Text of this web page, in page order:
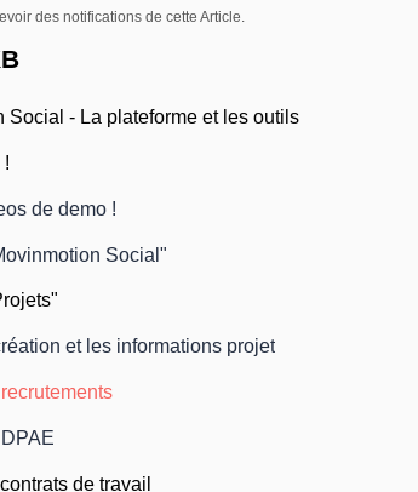
des notifications de cette Article.
Social - La plateforme et les outils
!
de demo !
Social"
et les informations projet
de travail